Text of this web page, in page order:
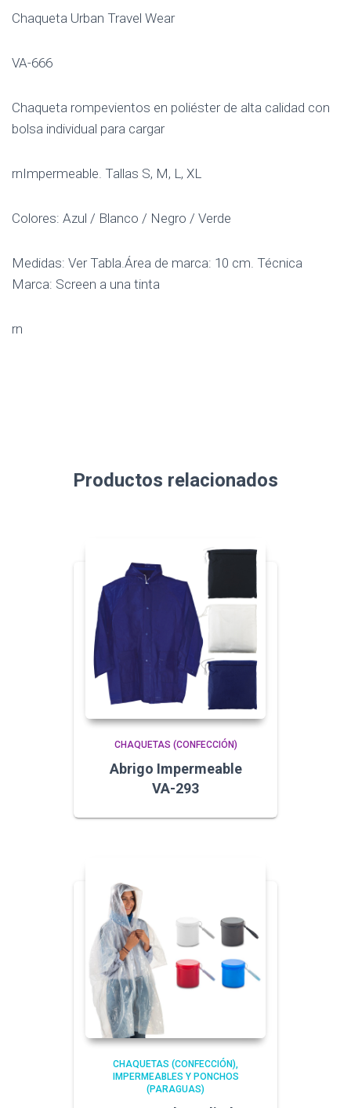
Chaqueta Urban Travel Wear
VA-666
Chaqueta rompevientos en poliéster de alta calidad con
bolsa individual para cargar
rnImpermeable. Tallas S, M, L, XL
Colores: Azul / Blanco / Negro / Verde
Medidas: Ver Tabla.Área de marca: 10 cm. Técnica
Marca: Screen a una tinta
rn
Productos relacionados
CHAQUETAS (CONFECCIÓN)
Abrigo Impermeable
VA-293
CHAQUETAS (CONFECCIÓN)
IMPERMEABLES Y PONCHOS
(PARAGUAS)